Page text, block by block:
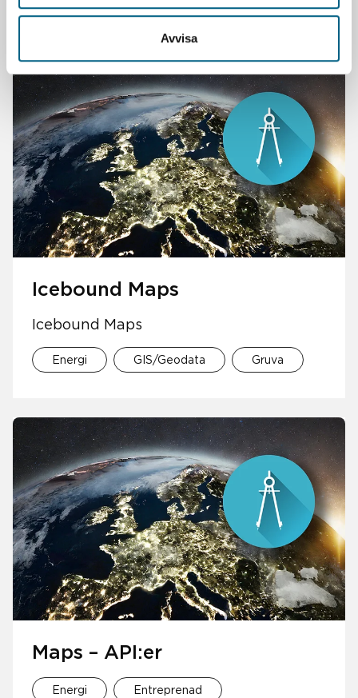
Avvisa
Produkter
Icebound Maps
Icebound Maps
Energi GIS/Geodata Gruva
Maps – API:er
Energi Entreprenad